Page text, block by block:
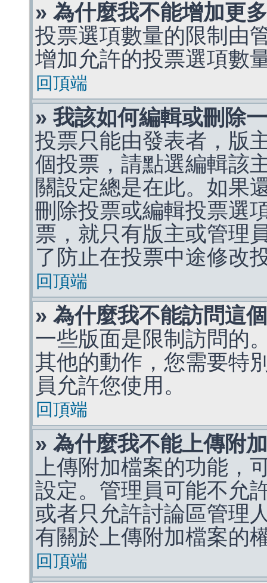
» 為什麼我不能增加更
投票選項數量的限制由
增加允許的投票選項數
回頂端
» 我該如何編輯或刪除
投票只能由發表者，版
個投票，請點選編輯該
關設定總是在此。如果
刪除投票或編輯投票選
票，就只有版主或管理
了防止在投票中途修改
回頂端
» 為什麼我不能訪問這
一些版面是限制訪問的
其他的動作，您需要特
員允許您使用。
回頂端
» 為什麼我不能上傳附
上傳附加檔案的功能，
設定。管理員可能不允
或者只允許討論區管理
有關於上傳附加檔案的
回頂端